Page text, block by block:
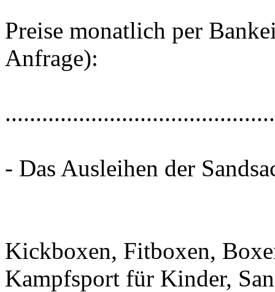
Preise monatlich per
Anfrage):
- Das Ausleihen der
Kickboxen, Fitboxen,
Kampfsport für Kinder,